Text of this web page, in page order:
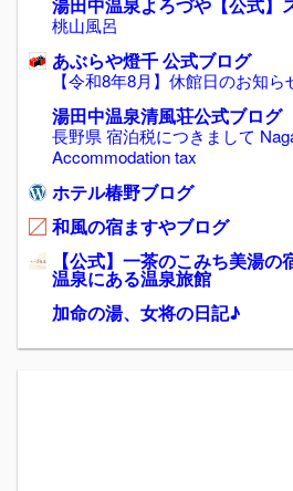
湯田中温泉よろづや【公式】
桃山風呂
あぶらや燈千 公式ブログ
【令和8年8月】休館日のお知ら
湯田中温泉清風荘公式ブログ
長野県 宿泊税につきまして
Accommodation tax
ホテル椿野ブログ
和風の宿ますやブログ
【公式】一茶のこみち美湯の
温泉にある温泉旅館
加命の湯、女将の日記♪